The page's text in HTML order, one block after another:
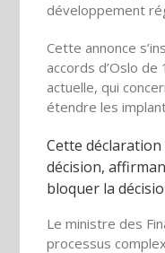
développement
Cette annonce
accords d’Oslo
actuelle, qui
étendre les
Cette
décision,
bloquer la
Le ministre des
processus